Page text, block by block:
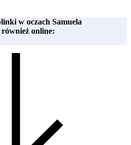
w oczach Samuela
online: